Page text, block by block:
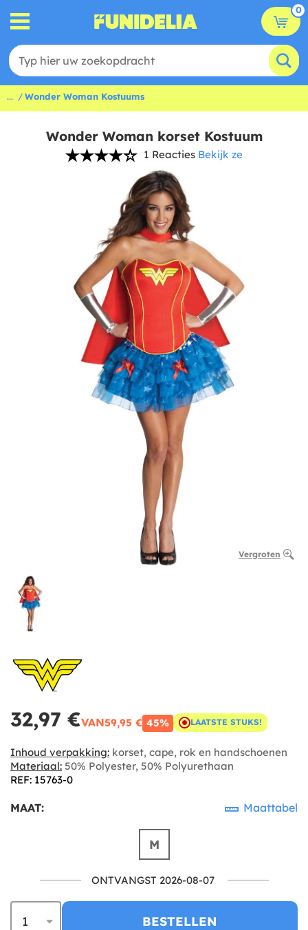
0
... Wonder Woman Kostuums
Wonder Woman korset Kostuum
1 Reacties Bekijk ze
Vergroten
32,97 €VAN59,95 € 45% LAATSTE STUKS!
Inhoud verpakking: korset, cape, rok en handschoenen
Materiaal: 50% Polyester, 50% Polyurethaan
REF: 15763-0
MAAT: Maattabel
M
ONTVANGST 2026-08-07
BESTELLEN